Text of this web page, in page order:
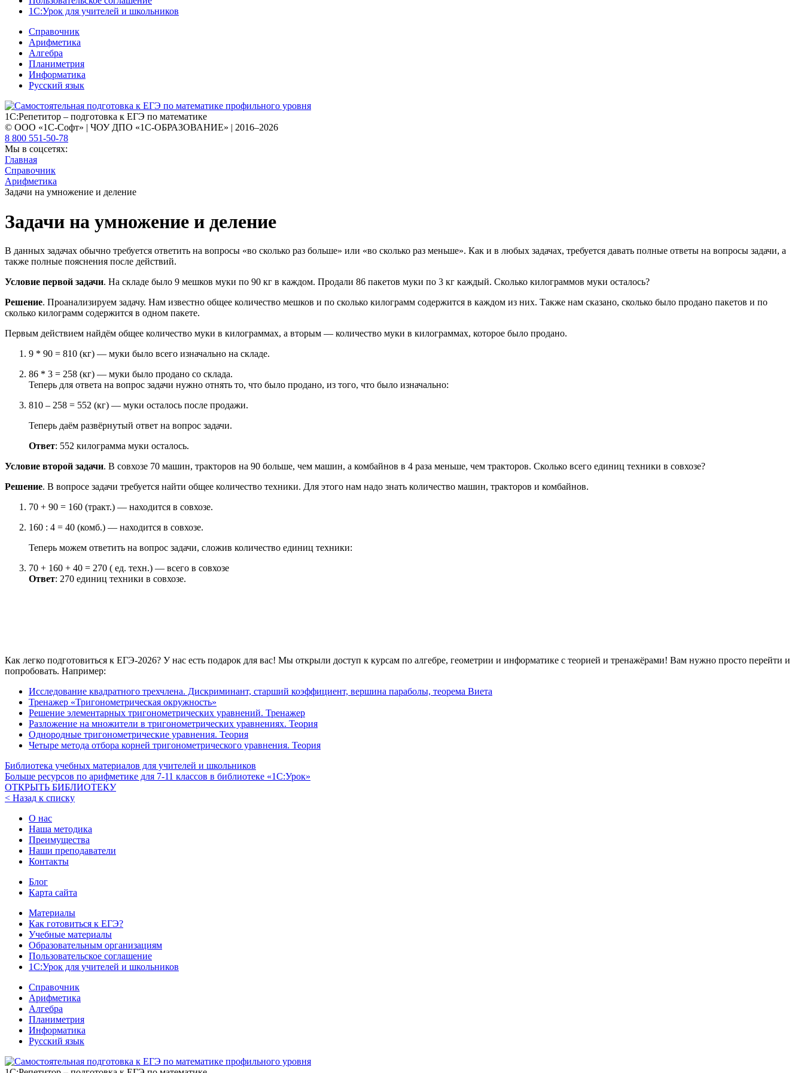
1С:Урок для учителей и школьников
Справочник
Арифметика
Алгебра
Планиметрия
Информатика
Русский язык
1С:Репетитор – подготовка к ЕГЭ по математике
© ООО «1С-Софт» | ЧОУ ДПО «1С-ОБРАЗОВАНИЕ» | 2016–2026
8 800 551-50-78
Мы в соцсетях:
Главная
Справочник
Арифметика
Задачи на умножение и деление
Задачи на умножение и деление
В данных задачах обычно требуется ответить на вопросы «во сколько раз больше» или «во сколько раз меньше». Как и в любых задачах, требуется давать полные ответы на вопросы задачи, а
также полные пояснения после действий.
Условие первой задачи. На складе было 9 мешков муки по 90 кг в каждом. Продали 86 пакетов муки по 3 кг каждый. Сколько килограммов муки осталось?
Решение. Проанализируем задачу. Нам известно общее количество мешков и по сколько килограмм содержится в каждом из них. Также нам сказано, сколько было продано пакетов и по
сколько килограмм содержится в одном пакете.
Первым действием найдём общее количество муки в килограммах, а вторым — количество муки в килограммах, которое было продано.
9 * 90 = 810 (кг) — муки было всего изначально на складе.
86 * 3 = 258 (кг) — муки было продано со склада.
Теперь для ответа на вопрос задачи нужно отнять то, что было продано, из того, что было изначально:
810 – 258 = 552 (кг) — муки осталось после продажи.
Теперь даём развёрнутый ответ на вопрос задачи.
Ответ: 552 килограмма муки осталось.
Условие второй задачи. В совхозе 70 машин, тракторов на 90 больше, чем машин, а комбайнов в 4 раза меньше, чем тракторов. Сколько всего единиц техники в совхозе?
Решение. В вопросе задачи требуется найти общее количество техники. Для этого нам надо знать количество машин, тракторов и комбайнов.
70 + 90 = 160 (тракт.) — находится в совхозе.
160 : 4 = 40 (комб.) — находится в совхозе.
Теперь можем ответить на вопрос задачи, сложив количество единиц техники:
70 + 160 + 40 = 270 ( ед. техн.) — всего в совхозе
Ответ: 270 единиц техники в совхозе.
Как легко подготовиться к ЕГЭ-2026? У нас есть подарок для вас! Мы открыли доступ к курсам по алгебре, геометрии и информатике с теорией и тренажёрами! Вам нужно просто перейти и
попробовать. Например:
Исследование квадратного трехчлена. Дискриминант, старший коэффициент, вершина параболы, теорема Виета
Тренажер «Тригонометрическая окружность»
Решение элементарных тригонометрических уравнений. Тренажер
Разложение на множители в тригонометрических уравнениях. Теория
Однородные тригонометрические уравнения. Теория
Четыре метода отбора корней тригонометрического уравнения. Теория
Библиотека учебных материалов для учителей и школьников
Больше ресурсов по арифметике для 7-11 классов в библиотеке «1С:Урок»
ОТКРЫТЬ БИБЛИОТЕКУ
< Назад к списку
О нас
Наша методика
Преимущества
Наши преподаватели
Контакты
Блог
Карта сайта
Материалы
Как готовиться к ЕГЭ?
Учебные материалы
Образовательным организациям
Пользовательское соглашение
1С:Урок для учителей и школьников
Справочник
Арифметика
Алгебра
Планиметрия
Информатика
Русский язык